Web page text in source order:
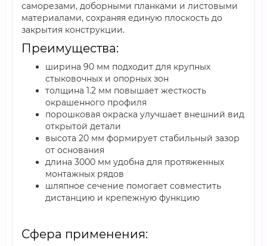
саморезами, доборными планками и листовыми
материалами, сохраняя единую плоскость до
закрытия конструкции.
Преимущества:
ширина 90 мм подходит для крупных
стыковочных и опорных зон
толщина 1.2 мм повышает жесткость
окрашенного профиля
порошковая окраска улучшает внешний вид
открытой детали
высота 20 мм формирует стабильный зазор
от основания
длина 3000 мм удобна для протяженных
монтажных рядов
шляпное сечение помогает совместить
дистанцию и крепежную функцию
Сфера применения: